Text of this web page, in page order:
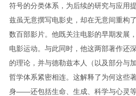
符号的分类体系，为后续的研究与应用
兹虽无意撰写电影史，却在无意间重构
数百部影片。他既关注电影的早期发展
电影运动。与此同时，他这两部著作还
的理论，并与德勒兹本人（以及部分与
哲学体系紧密相连。这解释了为何这些
身——还包括生命、生成、科学与心灵